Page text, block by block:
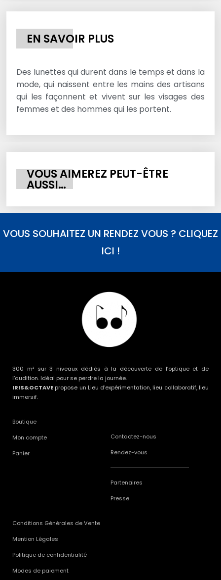
EN SAVOIR PLUS
Des lunettes qui durent dans le temps et dans la
mode, qui naissent entre les mains des artisans
qui les façonnent et vivent sur les visages des
femmes et des hommes qui les portent.
VOUS AIMEREZ PEUT-ÊTRE
AUSSI…
VOUS SOUHAITEZ UN RENDEZ VOUS ? CLIQUEZ
ICI !
300 m² sur 3 niveaux dédiés à la découverte de l’optique et de
l’audition. Idéal pour se perdre la journée.
IRIS&OCTAVE propose un Lieu d’expérimentation, lieu collaboratif, lieu
immersif.
Boutique
Mon compte
Panier
Contactez-nous
Rendez-vous
Partenaires
Presse
Conditions Générales de Vente
Mention Légales
Politique de confidentialité
Modes de paiement